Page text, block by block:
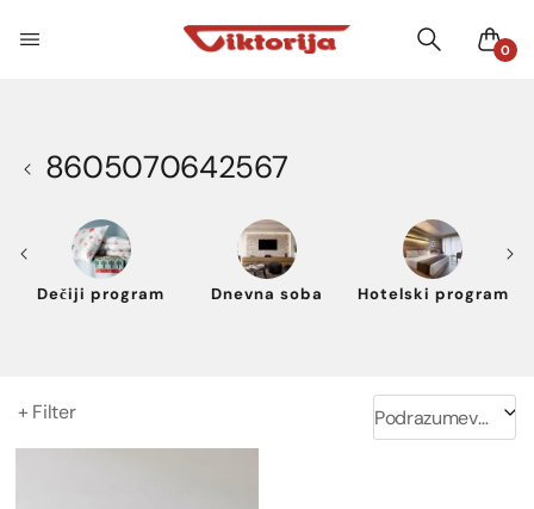
0
8605070642567
Dečiji program Dnevna soba Hotelski program
+ Filter Podrazumevano sortiranje